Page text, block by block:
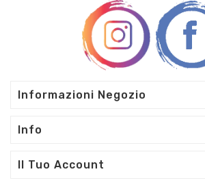
Informazioni Negozio
Info
Il Tuo Account